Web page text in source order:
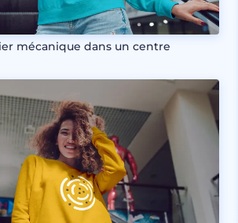
mécanique dans un centre